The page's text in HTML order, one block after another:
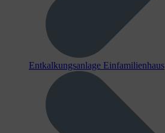
Entkalkungsanlage Einfamilienhaus